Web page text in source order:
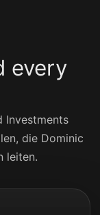
every
Investments
die Dominic
leiten.